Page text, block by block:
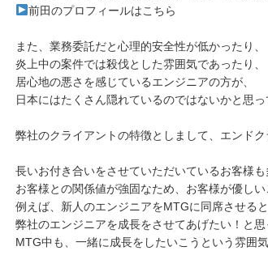
前田のプロフィールはこちら
また、業務委託だと心理的安全性が低かったり、
炎上中の案件では殺伐とした雰囲気であったり、
居心地の悪さを感じているエンジニアの方が、
日本にはたくさん隠れているのではないかと思っ
弊社のクライアントの特徴としまして、エンド
長いお付き合いをさせていただいているお客様も
お客様との関係値が強固なため、お客様が優し
例えば、新人のエンジニアをMTGに同席させると
弊社のエンジニアを成長をさせてあげたい！と
MTG中も、一緒に成長をしたいこうという雰囲